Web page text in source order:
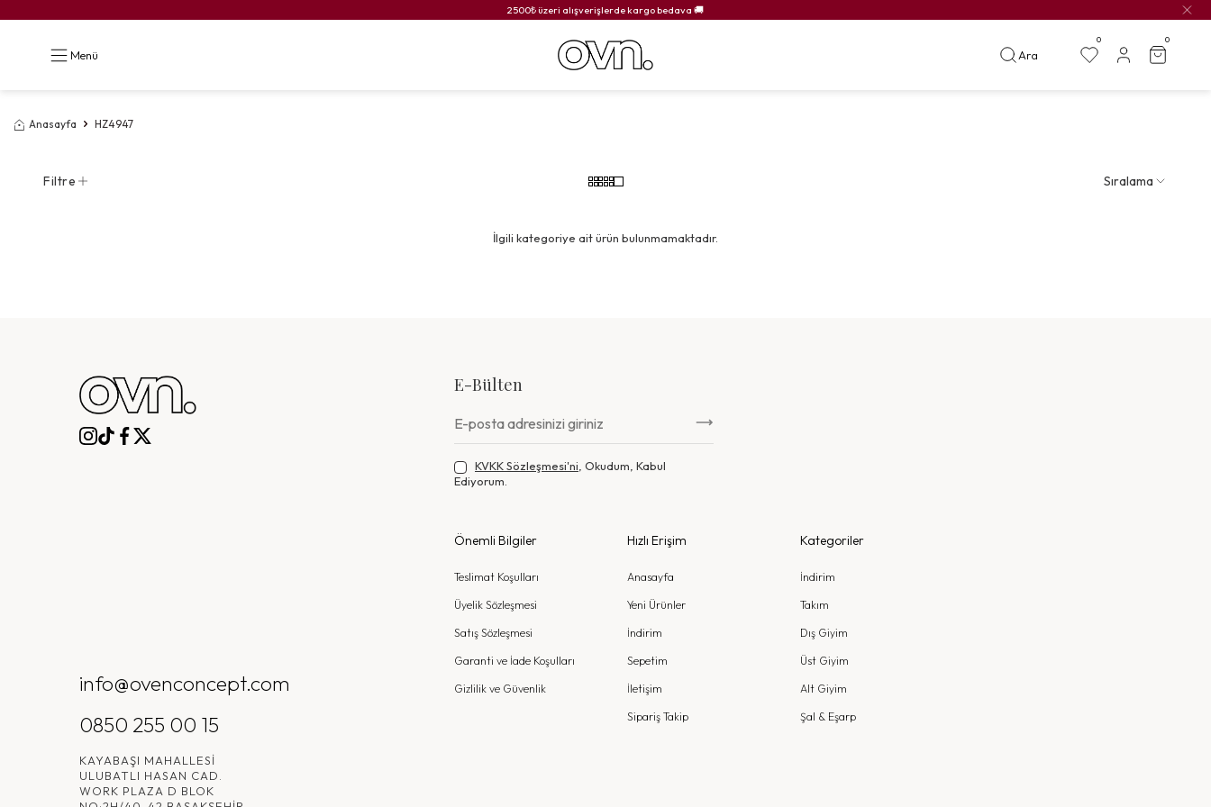
2500₺ üzeri alışverişlerde kargo bedava 🚚
Menü Ara
0 0
Anasayfa HZ4947
Filtre Sıralama
İlgili kategoriye ait ürün bulunmamaktadır.
info@ovenconcept.com
0850 255 00 15
KAYABAŞI MAHALLESI
ULUBATLI HASAN CAD.
WORK PLAZA D BLOK
E-Bülten
KVKK Sözleşmesi'ni , Okudum, Kabul
Ediyorum.
Önemli Bilgiler
Teslimat Koşulları
Üyelik Sözleşmesi
Satış Sözleşmesi
Garanti ve İade Koşulları
Gizlilik ve Güvenlik
Hızlı Erişim
Anasayfa
Yeni Ürünler
İndirim
Sepetim
İletişim
Sipariş Takip
Kategoriler
İndirim
Takım
Dış Giyim
Üst Giyim
Alt Giyim
Şal & Eşarp